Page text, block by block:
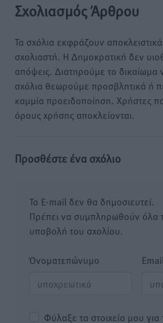
Σχολιασμός Άρθρου
Τα σχόλια εκφράζουν
σχολιαστή. Η Δημοκρατική δεν
απόψεις. Διατηρούμε το
σχόλια θεωρούμε προσβλητικά ή
καμμία προειδοποίηση. Χρήστες
όρους χρήσης αποκλείονται.
Προσθέστε ένα σχόλιο
Το E-mail δεν θα δημοσιευτεί.
Πρέπει να συμπληρωθούν όλα
υποβολή του σχολίου.
Όνοματεπώνυμο Email
Φύλαξε τα στοιχεία μου